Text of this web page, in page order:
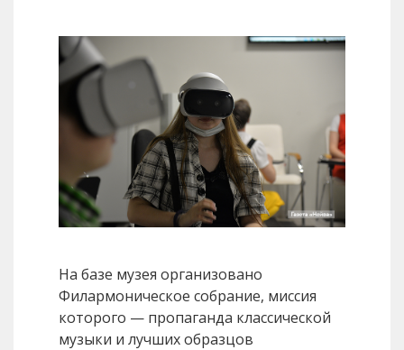
На базе музея организовано
Филармоническое собрание, миссия
которого — пропаганда классической
музыки и лучших образцов